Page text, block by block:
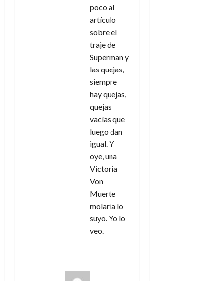
poco al
artículo
sobre el
traje de
Superman y
las quejas,
siempre
hay quejas,
quejas
vacías que
luego dan
igual. Y
oye, una
Victoria
Von
Muerte
molaría lo
suyo. Yo lo
veo.